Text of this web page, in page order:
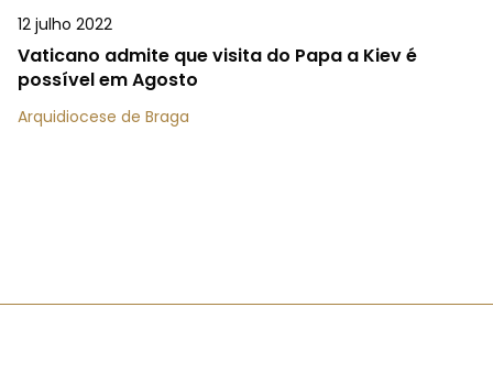
12 julho 2022
Vaticano admite que visita do Papa a Kiev é
possível em Agosto
Arquidiocese de Braga